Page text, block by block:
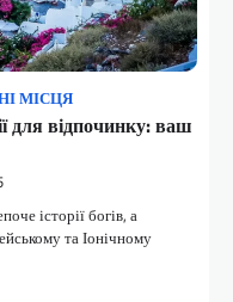
МІСЦЯ
для відпочинку: ваш
історії богів, а
та Іонічному